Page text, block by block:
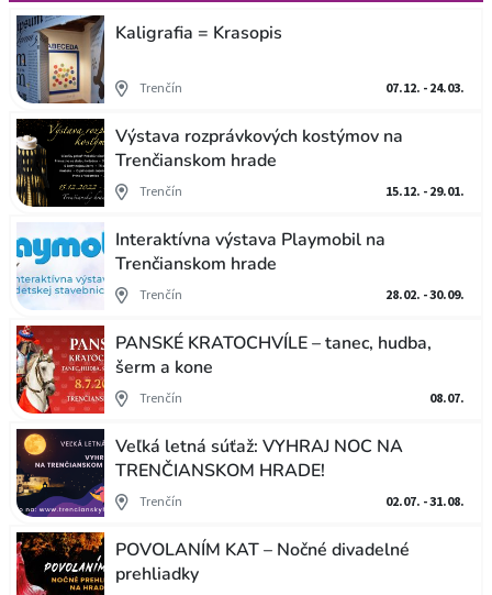
Kaligrafia = Krasopis
Trenčín 07.12. - 24.03.
Výstava rozprávkových kostýmov na
Trenčianskom hrade
Trenčín 15.12. - 29.01.
Interaktívna výstava Playmobil na
Trenčianskom hrade
Trenčín 28.02. - 30.09.
PANSKÉ KRATOCHVÍLE – tanec, hudba,
šerm a kone
Trenčín 08.07.
Veľká letná súťaž: VYHRAJ NOC NA
TRENČIANSKOM HRADE!
Trenčín 02.07. - 31.08.
POVOLANÍM KAT – Nočné divadelné
prehliadky